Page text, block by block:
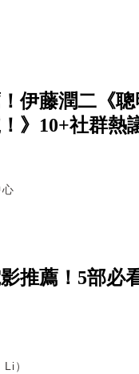
伊藤潤二《
！》10+社群熱
推薦！5部必
）